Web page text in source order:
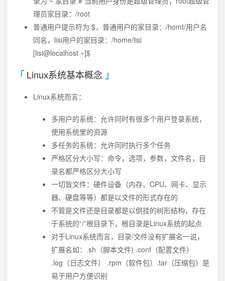
理员家目录：/root
普通用户提示符为 $，普通用户的家目录：/homt/用户名
同名，lisi用户的家目录：/home/lisi
[lisi@localhost ~]$
Linux系统基本概念
Linux系统而言：
多用户的系统：允许同时有很多个用户登录系统，
使用系统里的资源
多任务的系统：允许同时执行多个任务
严格区分大小写：命令，选项，参数，文件名，目
录名都严格区分大小写
一切皆文件：硬件设备（内存、CPU、网卡、显示
器、硬盘等等）都是以文件的形式存在的
不管是文件还是目录都是以倒挂的树形结构，存在
于系统的“/”根目录下，根目录是Linux系统的起点
对于Linux系统而言，目录/文件没有扩展名一说，
扩展名如：.sh（脚本文件) .conf（配置文件）
.log（日志文件） .rpm（软件包）.tar（压缩包）是
易于用户方便识别